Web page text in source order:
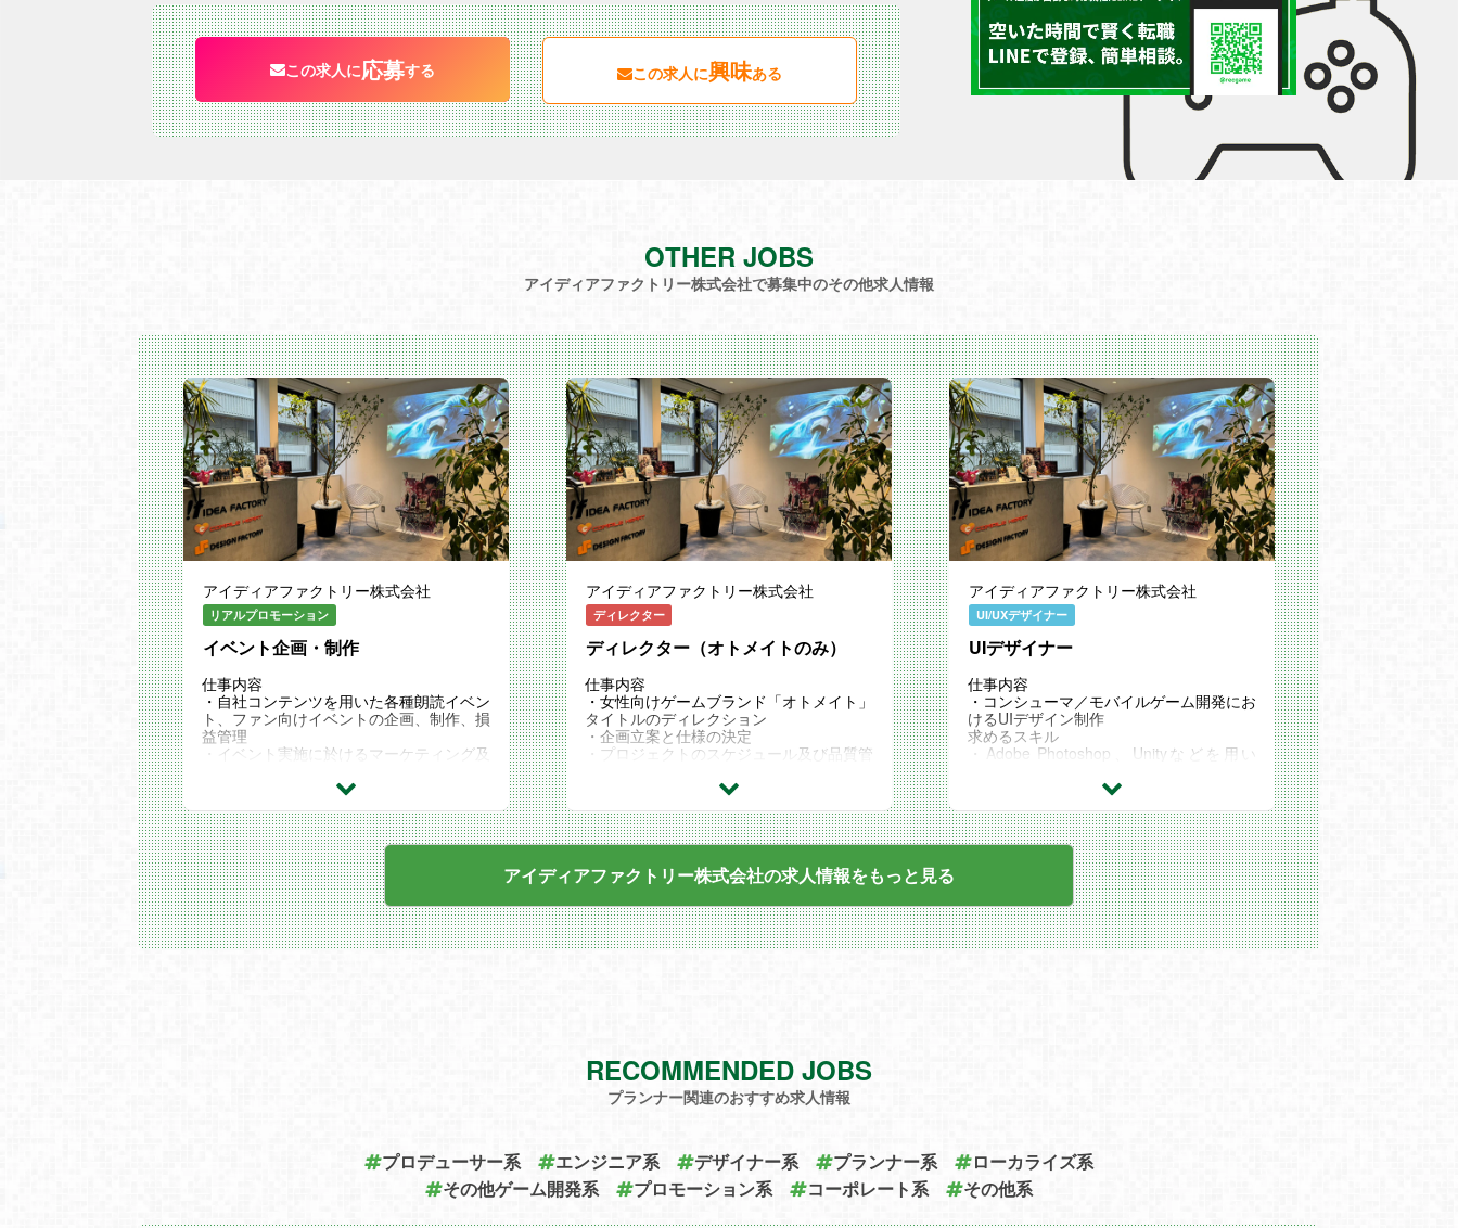
この求人に応募する この求人に興味ある
OTHER JOBS
アイディアファクトリー株式会社で募集中のその他求人情報
アイディアファクトリー株式会社
リアルプロモーション
イベント企画・制作
仕事内容
・自社コンテンツを用いた各種朗読イベン
ト、ファン向けイベントの企画、制作、損
益管理
・イベント実施に於けるマーケティング及
・イベント関連サービスの企画・立案・監
修
求めるスキル
・Microsoft office （Excel 、 Word 、 Po
werPoint ）などのビジネスソフトのスキ
ル
・声優イベント、ライブイベント等が好き
で、制作・運営に興味がある方
歓迎するスキル
・ステージイベントの企画、制作経験
アイディアファクトリー株式会社
ディレクター
ディレクター（オトメイトのみ）
仕事内容
・女性向けゲームブランド「オトメイト」
タイトルのディレクション
・企画立案と仕様の決定
・プロジェクトのスケジュール及び品質管
・プロジェクトのマネジメント
・外注管理
求めるスキル
・Word／Excel／PowerPointを用いて企画
・スケジュール管理ができる方
・積極的にコミュニケーションが取れる方
・自発的に行動できる方
歓迎するスキル
・ゲームディレクターの実務経験
アイディアファクトリー株式会社
UI/UXデザイナー
UIデザイナー
仕事内容
・コンシューマ／モバイルゲーム開発にお
けるUIデザイン制作
求めるスキル
・Adobe Photoshop、Unityなどを用い
・ＣＧソフトの知識（Photoshop、Illustra
tor）
・ゲーム開発のUIデザイン制作経験2年以
上
・ロゴデザインスキル
・UIデザイナー実務経験
・Unityを使ったUI制作経験
・ツール習得に興味がある方（自社ツール
を使用した業務を行う場合もあります）
アイディアファクトリー株式会社の求人情報をもっと見る
RECOMMENDED JOBS
プランナー関連のおすすめ求人情報
プロデューサー系 エンジニア系 デザイナー系 プランナー系
ローカライズ系
その他ゲーム開発系
プロモーション系 コーポレート系 その他系